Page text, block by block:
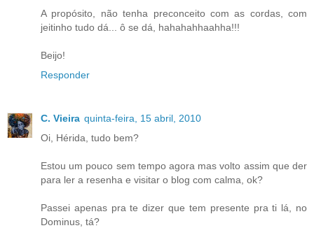
A propósito, não tenha preconceito com as cordas, com
jeitinho tudo dá... ô se dá, hahahahhaahha!!!
Beijo!
Responder
C. Vieira quinta-feira, 15 abril, 2010
Oi, Hérida, tudo bem?
Estou um pouco sem tempo agora mas volto assim que der
para ler a resenha e visitar o blog com calma, ok?
Passei apenas pra te dizer que tem presente pra ti lá, no
Dominus, tá?